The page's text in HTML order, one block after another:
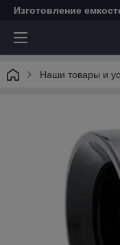
Изготовление
Наши товары и